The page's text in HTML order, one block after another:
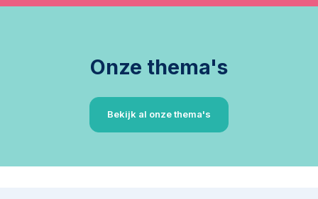
Onze thema's
Bekijk al onze thema's